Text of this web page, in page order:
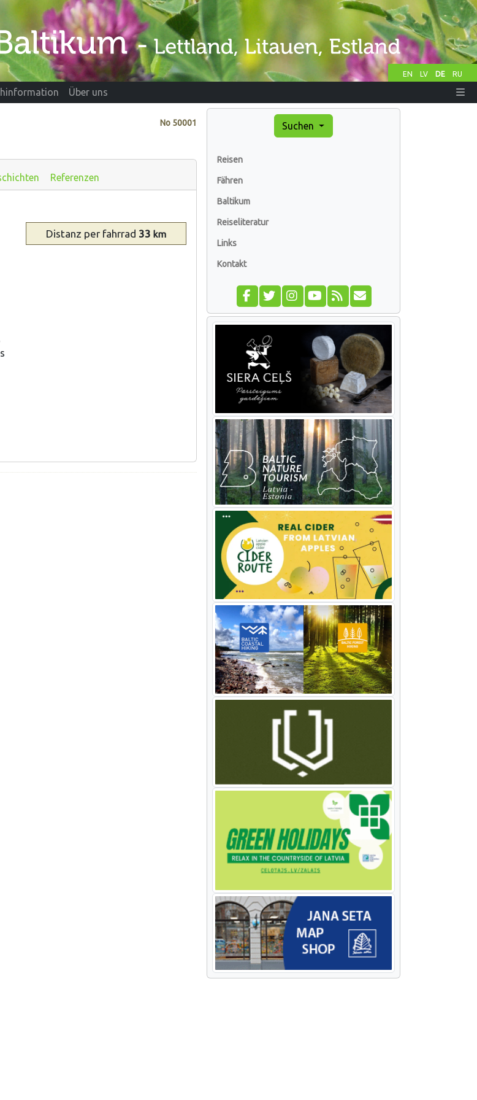
EN LV DE RU
Über uns
No 50001
Referenzen
Distanz per fahrrad 33 km
Suchen
Reisen
Fähren
Baltikum
Reiseliteratur
Links
Kontakt